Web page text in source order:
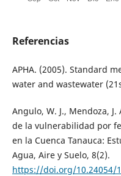
Referencias
APHA. (2005). Standard
water and wastewater
Angulo, W. J., Mendoza,
de la vulnerabilidad por
en la Cuenca Tanauca:
Agua, Aire y Suelo, 8(2).
https://doi.org/10.24054/